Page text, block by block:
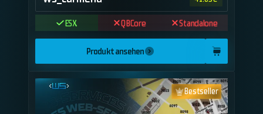
ESX QBCore Standalone
Produkt ansehen
Bestseller